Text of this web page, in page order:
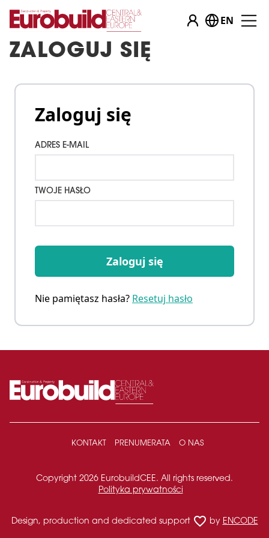
EN
ZALOGUJ SIĘ
Zaloguj się
ADRES E-MAIL
TWOJE HASŁO
Zaloguj się
Nie pamiętasz hasła? Resetuj hasło
KONTAKT PRENUMERATA O NAS
Copyright 2026 EurobuildCEE. All rights reserved.
Polityka prywatności
Design, production and dedicated support favorite_border by ENCODE